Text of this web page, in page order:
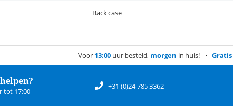
Back case
Voor 13:00 uur besteld, morgen in huis! Gratis
tot 17:00
+31 (0)24 785 3362